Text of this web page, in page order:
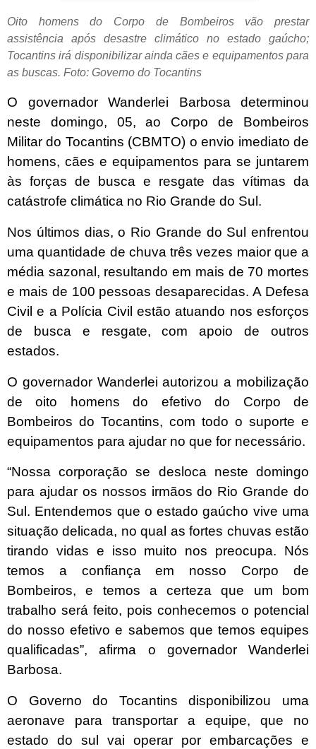
Oito homens do Corpo de Bombeiros vão prestar
assistência após desastre climático no estado gaúcho;
Tocantins irá disponibilizar ainda cães e equipamentos para
as buscas. Foto: Governo do Tocantins
O governador Wanderlei Barbosa determinou
neste domingo, 05, ao Corpo de Bombeiros
Militar do Tocantins (CBMTO) o envio imediato de
homens, cães e equipamentos para se juntarem
às forças de busca e resgate das vítimas da
catástrofe climática no Rio Grande do Sul.
Nos últimos dias, o Rio Grande do Sul enfrentou
uma quantidade de chuva três vezes maior que a
média sazonal, resultando em mais de 70 mortes
e mais de 100 pessoas desaparecidas. A Defesa
Civil e a Polícia Civil estão atuando nos esforços
de busca e resgate, com apoio de outros
estados.
O governador Wanderlei autorizou a mobilização
de oito homens do efetivo do Corpo de
Bombeiros do Tocantins, com todo o suporte e
equipamentos para ajudar no que for necessário.
“Nossa corporação se desloca neste domingo
para ajudar os nossos irmãos do Rio Grande do
Sul. Entendemos que o estado gaúcho vive uma
situação delicada, no qual as fortes chuvas estão
tirando vidas e isso muito nos preocupa. Nós
temos a confiança em nosso Corpo de
Bombeiros, e temos a certeza que um bom
trabalho será feito, pois conhecemos o potencial
do nosso efetivo e sabemos que temos equipes
qualificadas”, afirma o governador Wanderlei
Barbosa.
O Governo do Tocantins disponibilizou uma
aeronave para transportar a equipe, que no
estado do sul vai operar por embarcações e